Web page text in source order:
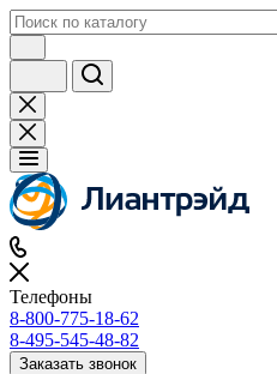
Телефоны
8-800-775-18-62
8-495-545-48-82
Заказать звонок